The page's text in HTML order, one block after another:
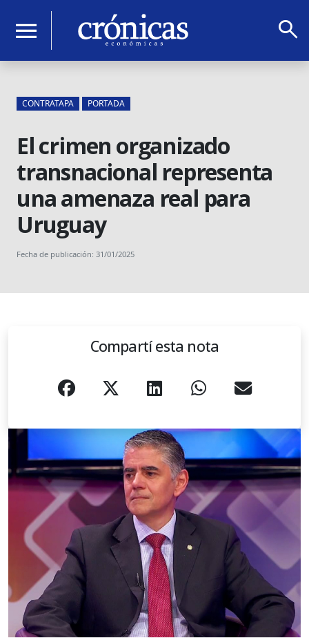
menu search
CONTRATAPA PORTADA
El crimen organizado
transnacional representa
una amenaza real para
Uruguay
Fecha de publicación: 31/01/2025
Compartí esta nota